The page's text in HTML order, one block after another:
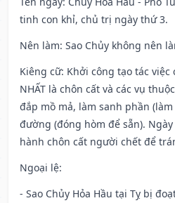
tinh con khỉ, chủ trị ngày thứ 3.
Nên làm: Sao Chủy không nên
Kiêng cữ: Khởi công tạo tác
NHẤT là chôn cất và các vụ
đắp mồ mả, làm sanh phần
đường (đóng hòm để sẵn).
hành chôn cất người chết để
Ngoại lệ:
- Sao Chủy Hỏa Hầu tại Tỵ bị